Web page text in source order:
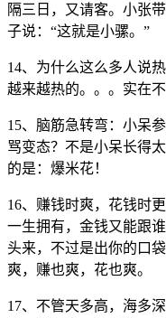
隔三日，又请客。小张
子说：“这就是小骡。”
14、为什么这么多人说
越来越热的。。。实在
15、脑筋急转弯：小呆
骂变态？不是小呆长得
的是：爆米花！
16、赚钱时爽，花钱时
一生拥有，金钱又能跟
头来，不过是出你的口
爽，赚也爽，花也爽。
17、不管天多高，海多